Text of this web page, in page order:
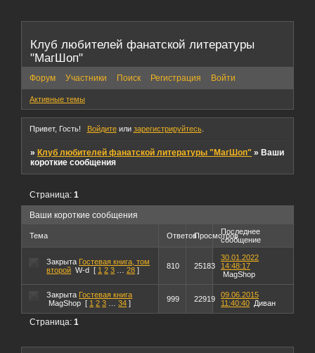
Клуб любителей фанатской литературы
"МагШоп"
Форум Участники Поиск Регистрация Войти
Активные темы
Привет, Гость! Войдитеили зарегистрируйтесь.
»Клуб любителей фанатской литературы "МагШоп" »Ваши
короткие сообщения
Ваши короткие сообщения
Страница:1
Тема ОтветовПросмотровПоследнее
сообщение
Закрыта Гостевая книга, том
второй W-d [ 1 2 3 28 ] 810 25183
30.01.2022
14:48:17
MagShop
Закрыта Гостевая книга
MagShop [ 1 2 3 34 ] 999 22919
09.06.2015
11:40:40 Диван
Страница:1